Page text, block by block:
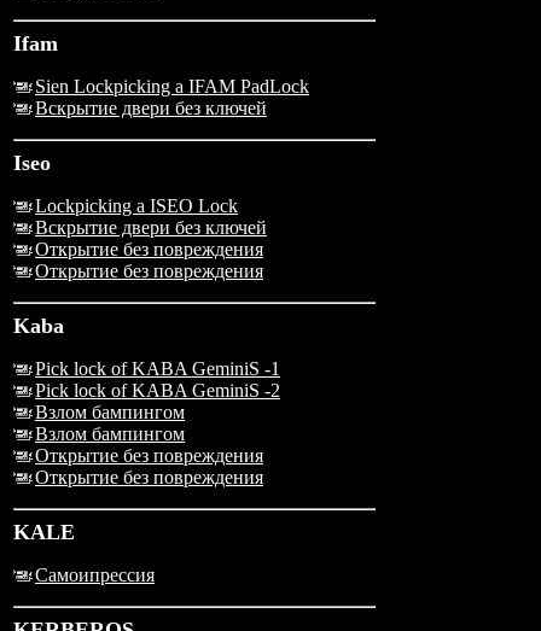
Ifam
Sien Lockpicking a IFAM PadLock
Вскрытие двери без ключей
Iseo
Lockpicking a ISEO Lock
Вскрытие двери без ключей
Открытие без повреждения
Открытие без повреждения
Kaba
Pick lock of KABA GeminiS -1
Pick lock of KABA GeminiS -2
Взлом бампингом
Взлом бампингом
Открытие без повреждения
Открытие без повреждения
KALE
Самоипрессия